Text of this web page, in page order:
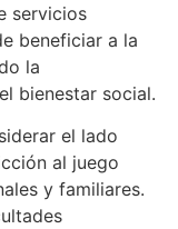
servicios
beneficiar a la
la
bienestar social.
el lado
al juego
y familiares.